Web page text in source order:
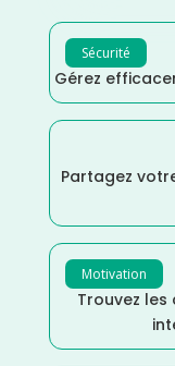
Sécurité
Gérez
Partagez
Motivation
Trouvez